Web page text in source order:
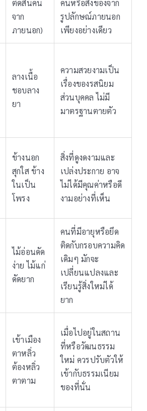
ตัดสินคน
จาก
ภายนอก)
คนหรือสิ่งของจาก
รูปลักษณ์ภายนอก
เพียงอย่างเดียว
ลางเนื้อ
ชอบลาง
ยา
ความสวยงามเป็น
เรื่องของรสนิยม
ส่วนบุคคล ไม่มี
มาตรฐานตายตัว
ข้างนอก
สุกใส ข้าง
ในเป็น
โพรง
สิ่งที่ดูงดงามและ
เปล่งประกาย อาจ
ไม่ได้มีคุณค่าหรือดี
งามอย่างที่เห็น
ไม้อ่อนดัด
ง่าย ไม้แก่
ดัดยาก
คนที่มีอายุหรือยึด
ติดกับกรอบความคิด
เดิมๆ มักจะ
เปลี่ยนแปลงและ
เรียนรู้สิ่งใหม่ได้
ยาก
เข้าเมือง
ตาหลิ่ว
ต้องหลิ่ว
ตาตาม
เมื่อไปอยู่ในสถาน
ที่หรือวัฒนธรรม
ใหม่ ควรปรับตัวให้
เข้ากับธรรมเนียม
ของที่นั่น